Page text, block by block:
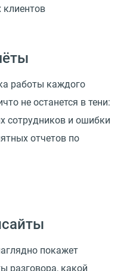
клиентов
работы каждого
не останется в тени:
сотрудников и ошибки
отчетов по
покажет
разговора, какой